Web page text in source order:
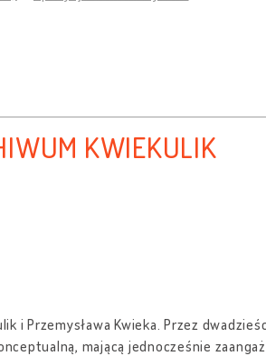
KWIEKULIK
i Przemysława Kwieka. Przez
mającą jednocześnie